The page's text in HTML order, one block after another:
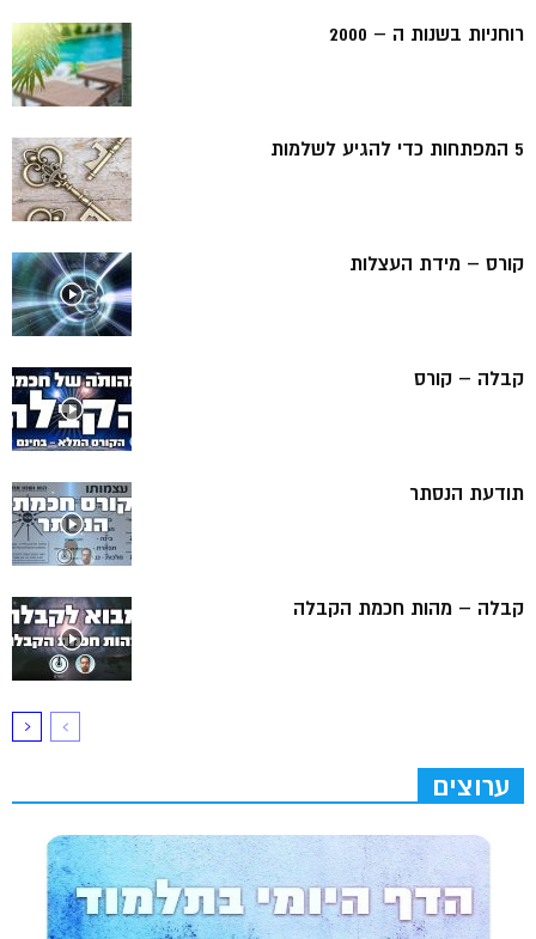
רוחניות בשנות ה – 2000
5 המפתחות כדי להגיע לשלמות
קורס – מידת העצלות
קבלה – קורס
תודעת הנסתר
קבלה – מהות חכמת הקבלה
ערוצים